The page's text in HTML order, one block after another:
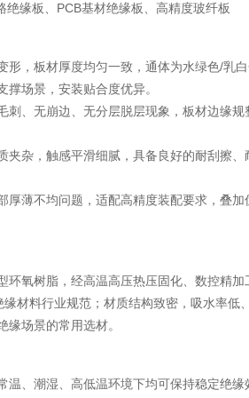
缘板、PCB基材绝缘板、高精度玻纤板
，板材厚度均匀一致，通体为水绿色/乳
场景，安装贴合度优异。
、无崩边、无分层脱层现象，板材边缘
杂，触感平滑细腻，具备良好的耐刮擦
薄不均问题，适配高精度装配要求，叠
氧树脂，经高温高压热压固化、数控精
材料行业规范；材质结构致密，吸水率低
场景的常用选材。
、潮湿、高低温环境下均可保持稳定绝